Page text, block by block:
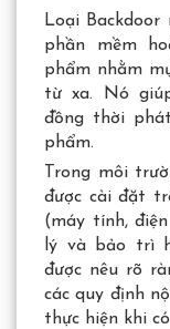
Loại
phần mềm
phẩm nhằm
từ xa. Nó
đồng thời
phẩm.
Trong môi
được cài đặt
(máy tính,
lý và bảo trì
được nêu rõ
các quy định
thực hiện khi